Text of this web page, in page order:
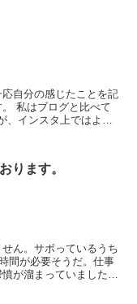
自分の感じたことを記
て
、インスタ上ではよ
ります。
ん。サボっているうち
間が必要そうだ。仕事
が溜まっていました。